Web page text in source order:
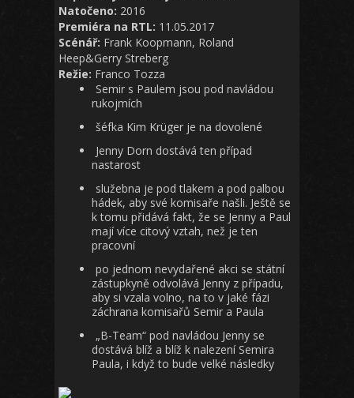
Natočeno: 2016
Premiéra na RTL: 11.05.2017
Scénář: Frank Koopmann, Roland
Heep&Gerry Streberg
Režie: Franco Tozza
Semir s Paulem jsou pod navládou
rukojmích
šéfka Kim Krüger je na dovolené
Jenny Dorn dostává ten případ
nastarost
služebna je pod tlakem a pod palbou
hádek, aby své komisaře našli. Ještě se
k tomu přidává fakt, že se Jenny a Paul
mají více citový vztah, než je ten
pracovní
po jednom nevydařené akci se státní
zástupkyně odvolává Jenny z případu,
aby si vzala volno, na to v jaké fázi
záchrana komisařů Semir a Paula
„B-Team“ pod navládou Jenny se
dostává blíž a blíž k nalezení Semira
Paula, i když to bude velké následky